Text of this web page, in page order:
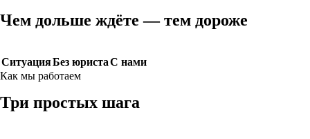
Чем дольше ждёте — тем дороже
СитуацияБез юристаС нами
Как мы работаем
Три простых шага